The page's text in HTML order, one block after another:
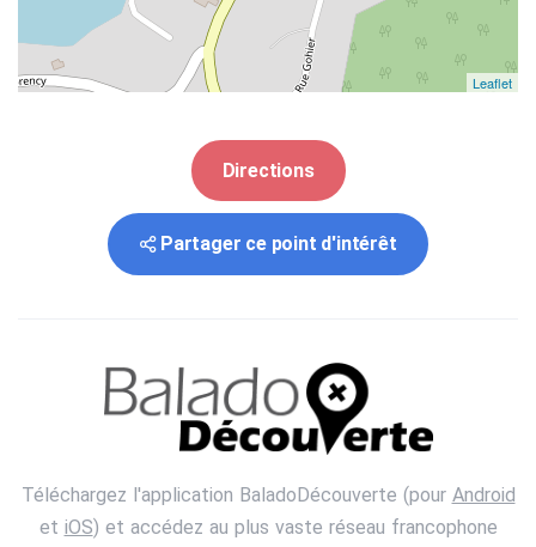
Leaflet
Directions
Partager ce point d'intérêt
Téléchargez l'application BaladoDécouverte (pour Android
et iOS) et accédez au plus vaste réseau francophone